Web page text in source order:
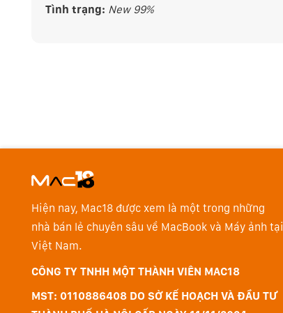
Tình trạng: New 99%
Hiện nay, Mac18 được xem là một trong những
nhà bán lẻ chuyên sâu về MacBook và Máy ảnh tại
Việt Nam.
CÔNG TY TNHH MỘT THÀNH VIÊN MAC18
MST: 0110886408 DO SỞ KẾ HOẠCH VÀ ĐẦU TƯ